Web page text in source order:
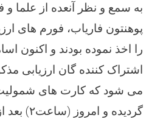
به سمع و نظر آنعده از علما و
پوهنتون فاریاب، فورم های
را اخذ نموده بودند و اکنون
اشتراک کننده گان ارزیابی
می شود که کارت های شمولیت
گردیده و امروز (ساعت۲) بعد